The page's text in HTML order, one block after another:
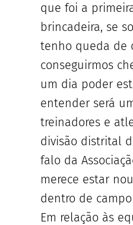
que foi a
brincadeira, se
tenho queda de
conseguirmos
um dia poder
entender será
treinadores e
divisão distrital
falo da
merece estar
dentro de
Em relação às